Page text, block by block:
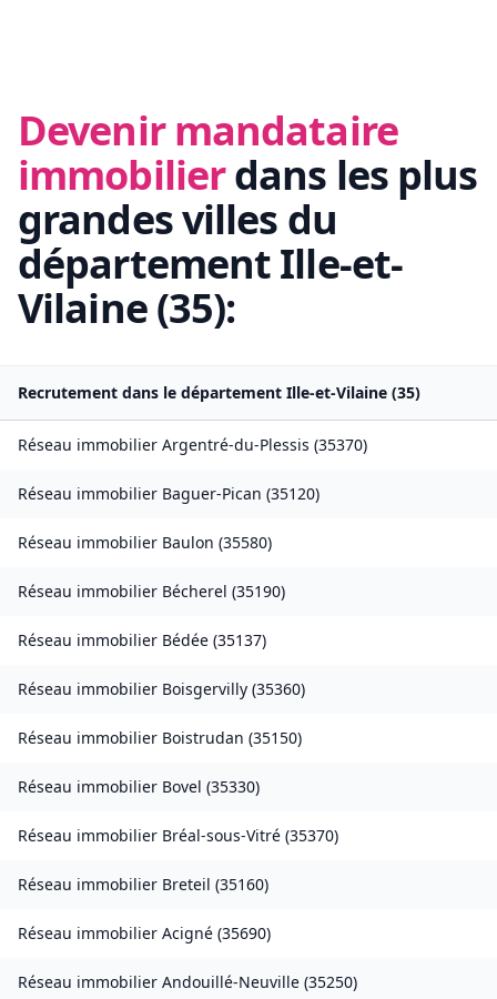
Devenir mandataire
immobilierdans les plus
grandes villes du
départementIlle-et-
Vilaine(35):
Recrutement dans le département Ille-et-Vilaine (35)
Réseau immobilier Argentré-du-Plessis (35370)
Réseau immobilier Baguer-Pican (35120)
Réseau immobilier Baulon (35580)
Réseau immobilier Bécherel (35190)
Réseau immobilier Bédée (35137)
Réseau immobilier Boisgervilly (35360)
Réseau immobilier Boistrudan (35150)
Réseau immobilier Bovel (35330)
Réseau immobilier Bréal-sous-Vitré (35370)
Réseau immobilier Breteil (35160)
Réseau immobilier Acigné (35690)
Réseau immobilier Andouillé-Neuville (35250)